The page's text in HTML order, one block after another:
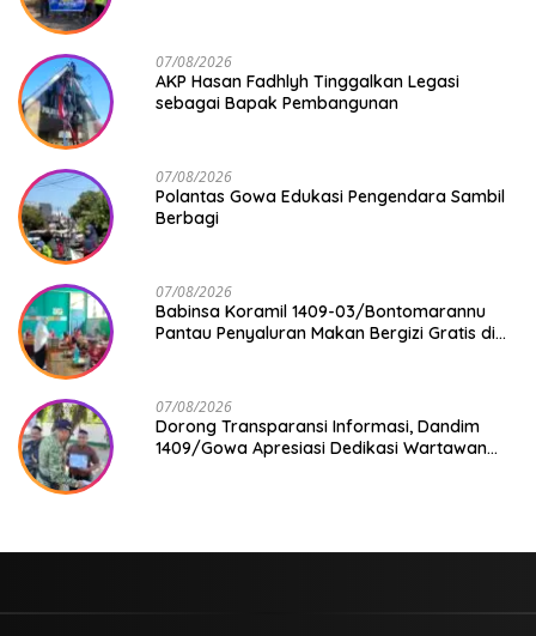
07/08/2026
AKP Hasan Fadhlyh Tinggalkan Legasi
sebagai Bapak Pembangunan
07/08/2026
Polantas Gowa Edukasi Pengendara Sambil
Berbagi
07/08/2026
Babinsa Koramil 1409-03/Bontomarannu
Pantau Penyaluran Makan Bergizi Gratis di
07/08/2026
Dorong Transparansi Informasi, Dandim
1409/Gowa Apresiasi Dedikasi Wartawan